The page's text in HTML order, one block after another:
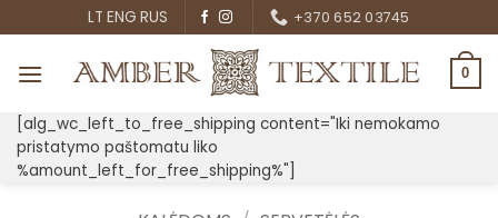
to
content
LT ENG RUS +370 652 03745
0
[alg_wc_left_to_free_shipping content="Iki nemokamo
pristatymo paštomatu liko
%amount_left_for_free_shipping%"]